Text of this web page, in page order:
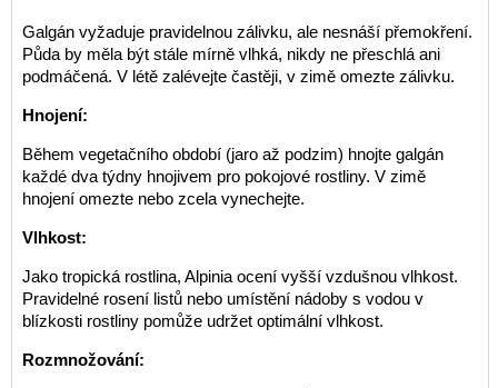
Galgán vyžaduje pravidelnou zálivku, ale nesnáší přemokření.
Půda by měla být stále mírně vlhká, nikdy ne přeschlá ani
podmáčená. V létě zalévejte častěji, v zimě omezte zálivku.
Hnojení:
Během vegetačního období (jaro až podzim) hnojte galgán
každé dva týdny hnojivem pro pokojové rostliny. V zimě
hnojení omezte nebo zcela vynechejte.
Vlhkost:
Jako tropická rostlina, Alpinia ocení vyšší vzdušnou vlhkost.
Pravidelné rosení listů nebo umístění nádoby s vodou v
blízkosti rostliny pomůže udržet optimální vlhkost.
Rozmnožování: